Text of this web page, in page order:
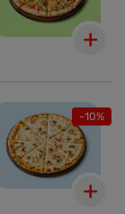
-10%